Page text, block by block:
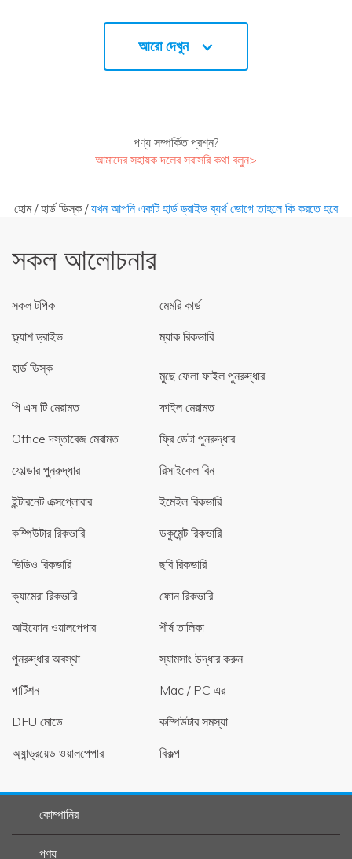
আরো দেখুন
পণ্য সম্পর্কিত প্রশ্ন?
আমাদের সহায়ক দলের সরাসরি কথা বলুন>
হোম/হার্ড ডিস্ক /যখন আপনি একটি হার্ড ড্রাইভ ব্যর্থ ভোগে তাহলে কি করতে হবে
সকল আলোচনার
সকল টপিক
মেমরি কার্ড
ফ্ল্যাশ ড্রাইভ
ম্যাক রিকভারি
হার্ড ডিস্ক
মুছে ফেলা ফাইল পুনরুদ্ধার
পি এস টি মেরামত
ফাইল মেরামত
Office দস্তাবেজ মেরামত
ফ্রি ডেটা পুনরুদ্ধার
ফোল্ডার পুনরুদ্ধার
রিসাইকেল বিন
ইন্টারনেট এক্সপ্লোরার
ইমেইল রিকভারি
কম্পিউটার রিকভারি
ডকুমেন্ট রিকভারি
ভিডিও রিকভারি
ছবি রিকভারি
ক্যামেরা রিকভারি
ফোন রিকভারি
আইফোন ওয়ালপেপার
শীর্ষ তালিকা
পুনরুদ্ধার অবস্থা
স্যামসাং উদ্ধার করুন
পার্টিশন
Mac / PC এর
DFU মোডে
কম্পিউটার সমস্যা
অ্যান্ড্রয়েড ওয়ালপেপার
বিকল্প
কোম্পানির
পণ্য